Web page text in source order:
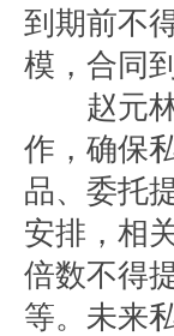
到期前不
模，合同
赵元林
作，确保
品、委托
安排，相
倍数不得
等。未来